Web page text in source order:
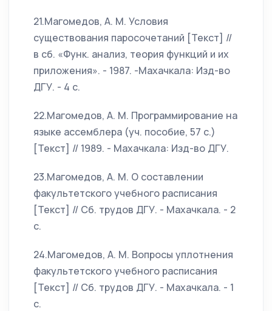
21.Магомедов, А. М. Условия
существования паросочетаний [Текст] //
в сб. «Функ. анализ, теория функций и их
приложения». - 1987. -Махачкала: Изд-во
ДГУ. - 4 c.
22.Магомедов, А. М. Программирование на
языке ассемблера (уч. пособие, 57 c.)
[Текст] // 1989. - Махачкала: Изд-во ДГУ.
23.Магомедов, А. М. О составлении
факультетского учебного расписания
[Текст] // Сб. трудов ДГУ. - Махачкала. - 2
c.
24.Магомедов, А. М. Вопросы уплотнения
факультетского учебного расписания
[Текст] // Сб. трудов ДГУ. - Махачкала. - 1
c.